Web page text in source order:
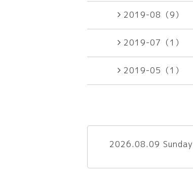
2019-08（9）
2019-07（1）
2019-05（1）
2026.08.09 Sunday